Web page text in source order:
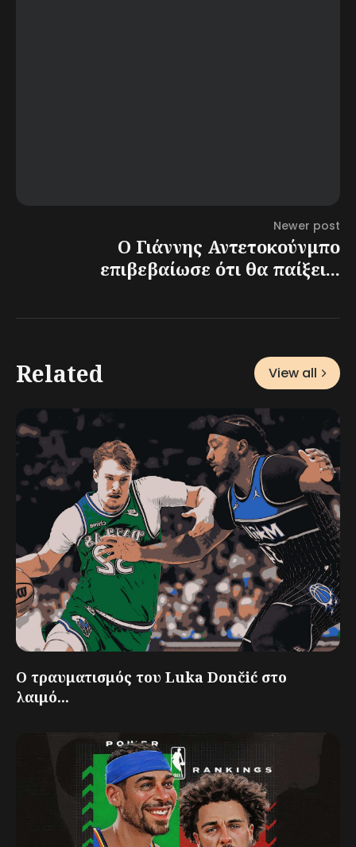
Newer post
Ο Γιάννης Αντετοκούνμπο
επιβεβαίωσε ότι θα παίξει...
Related View all
Ο τραυματισμός του Luka Dončić στο
λαιμό...